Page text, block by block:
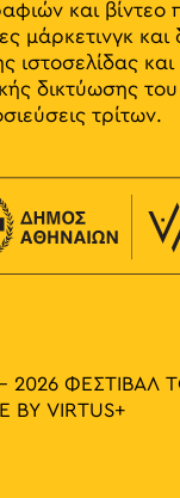
και βίντεο
μάρκετινγκ
ιστοσελίδας
δικτύωσης
τρίτων.
2026 ΦΕΣΤΙΒΑΛ
BY VIRTUS+